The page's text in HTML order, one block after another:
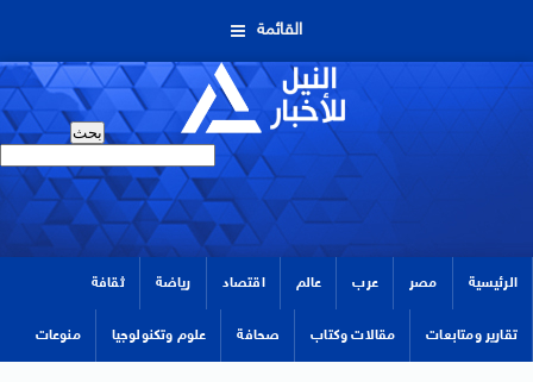
القائمة
الرئيسية مصر عرب عالم اقتصاد رياضة ثقافة
تقارير ومتابعات مقالات وكتاب صحافة علوم وتكنولوجيا منوعات